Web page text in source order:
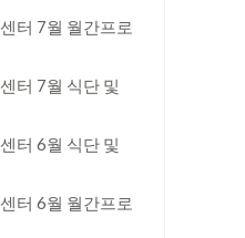
터 7월 월간프로
터 7월 식단 및
터 6월 식단 및
터 6월 월간프로